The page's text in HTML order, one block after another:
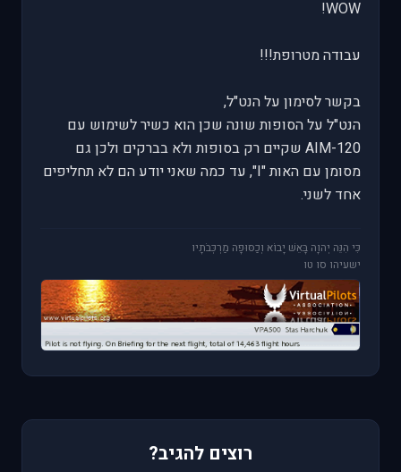
WOW!
עבודה מטרופת!!!
בקשר לסימון על הנט"ל,
הנט"ל על הסופות שונה שכן הוא כשיר לשימוש עם
AIM-120 שקיים רק בסופות ולא בברקים ולכן גם
מסומן עם האות "I", עד כמה שאני יודע הם לא תחליפים
אחד לשני.
כִּי הִנֵּה יְהוָה בָּאֵשׁ יָבוֹא וְכַסּוּפָה מַרְכְּבֹתָיו
ישעיהו סו טו
רוצים להגיב?